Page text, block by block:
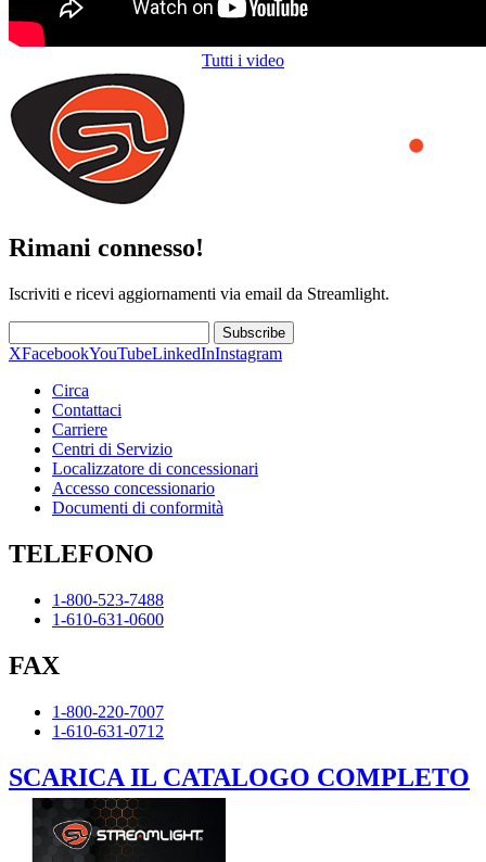
Tutti i video
Rimani connesso!
Iscriviti e ricevi aggiornamenti via email da Streamlight.
Subscribe
XFacebookYouTubeLinkedInInstagram
Circa
Contattaci
Carriere
Centri di Servizio
Localizzatore di concessionari
Accesso concessionario
Documenti di conformità
TELEFONO
1-800-523-7488
1-610-631-0600
FAX
1-800-220-7007
1-610-631-0712
SCARICA IL CATALOGO COMPLETO